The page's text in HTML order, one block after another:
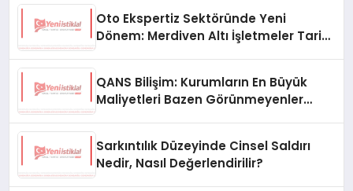
Oto Ekspertiz Sektöründe Yeni
Dönem: Merdiven Altı İşletmeler Tarih
QANS Bilişim: Kurumların En Büyük
Maliyetleri Bazen Görünmeyenler
Sarkıntılık Düzeyinde Cinsel Saldırı
Nedir, Nasıl Değerlendirilir?